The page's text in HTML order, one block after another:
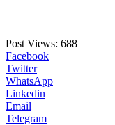
Post Views: 688
Facebook
Twitter
WhatsApp
Linkedin
Email
Telegram